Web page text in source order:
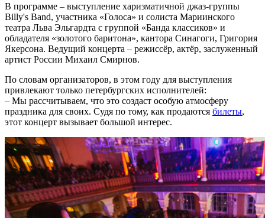
В программе – выступление харизматичной джаз-группы
Billy's Band, участника «Голоса» и солиста Мариинского
театра Льва Эльгардта с группой «Банда классиков» и
обладателя «золотого баритона», кантора Синагоги, Григория
Якерсона. Ведущий концерта – режиссёр, актёр, заслуженный
артист России Михаил Смирнов.
По словам организаторов, в этом году для выступления
привлекают только петербургских исполнителей:
– Мы рассчитываем, что это создаст особую атмосферу
праздника для своих. Судя по тому, как продаются билеты,
этот концерт вызывает большой интерес.